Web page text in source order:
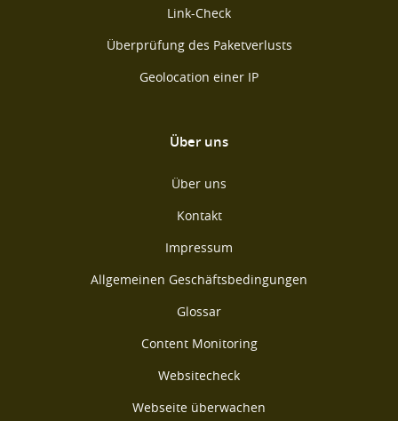
Link-Check
Überprüfung des Paketverlusts
Geolocation einer IP
Über uns
Über uns
Kontakt
Impressum
Allgemeinen Geschäftsbedingungen
Glossar
Content Monitoring
Websitecheck
Webseite überwachen